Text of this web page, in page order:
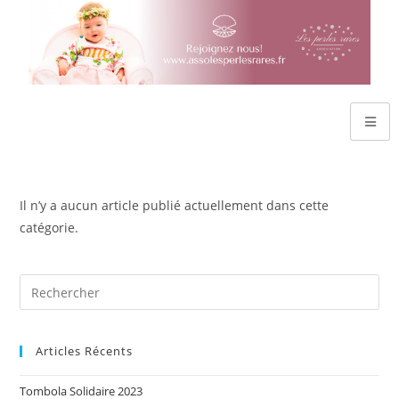
Il n’y a aucun article publié actuellement dans cette
catégorie.
Articles Récents
Tombola Solidaire 2023